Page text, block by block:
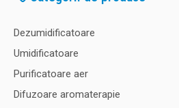
Dezumidificatoare
Umidificatoare
Purificatoare aer
Difuzoare aromaterapie